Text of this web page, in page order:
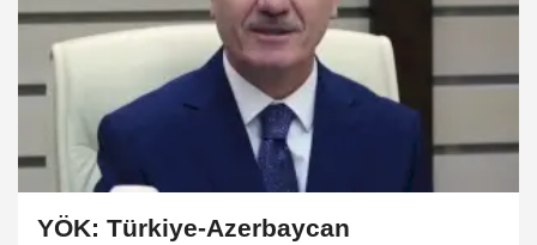
YÖK: Türkiye-Azerbaycan